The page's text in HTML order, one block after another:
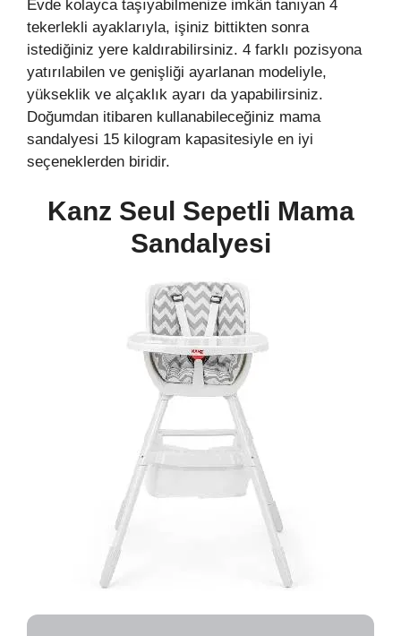
Evde kolayca taşıyabilmenize imkân tanıyan 4
tekerlekli ayaklarıyla, işiniz bittikten sonra
istediğiniz yere kaldırabilirsiniz. 4 farklı pozisyona
yatırılabilen ve genişliği ayarlanan modeliyle,
yükseklik ve alçaklık ayarı da yapabilirsiniz.
Doğumdan itibaren kullanabileceğiniz mama
sandalyesi 15 kilogram kapasitesiyle en iyi
seçeneklerden biridir.
Kanz Seul Sepetli Mama
Sandalyesi